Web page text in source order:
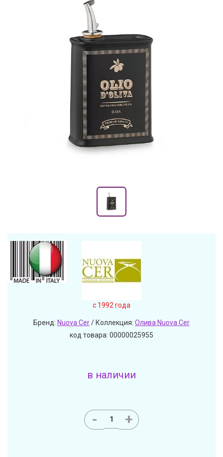
c 1992 года
Бренд: Nuova Cer/ Коллекция: Олива Nuova Cer
код товара: 00000025955
в наличии
- +